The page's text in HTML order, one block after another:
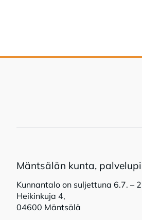
Mänt­sä­län kun­ta,
Kunnantalo on suljettuna 6.7. –
Heikinkuja 4,
04600 Mäntsälä